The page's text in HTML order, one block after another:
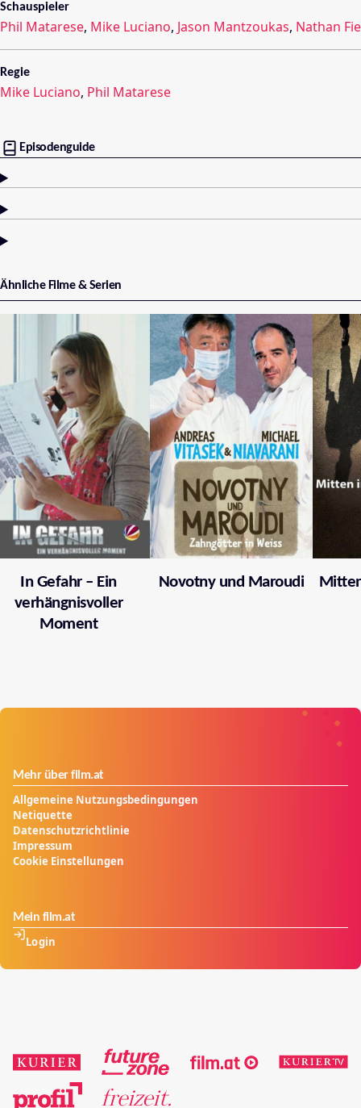
Schauspieler
Phil Matarese, Mike Luciano, Jason Mantzoukas, Nathan
Regie
Mike Luciano, Phil Matarese
Episodenguide
Ähnliche Filme & Serien
In Gefahr – Ein
verhängnisvoller
Moment
Novotny und Maroudi
Mehr über film.at
Allgemeine Nutzungsbedingungen
Netiquette
Datenschutzrichtlinie
Impressum
Cookie Einstellungen
Mein film.at
Login